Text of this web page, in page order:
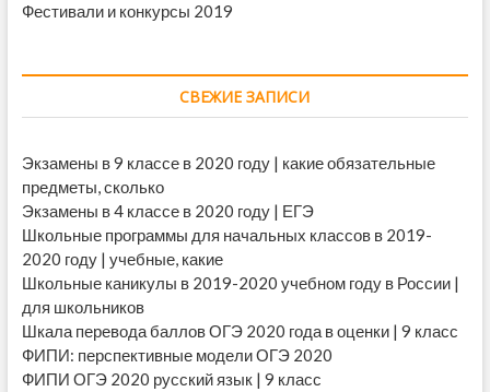
Фестивали и конкурсы 2019
СВЕЖИЕ ЗАПИСИ
Экзамены в 9 классе в 2020 году | какие обязательные
предметы, сколько
Экзамены в 4 классе в 2020 году | ЕГЭ
Школьные программы для начальных классов в 2019-
2020 году | учебные, какие
Школьные каникулы в 2019-2020 учебном году в России |
для школьников
Шкала перевода баллов ОГЭ 2020 года в оценки | 9 класс
ФИПИ: перспективные модели ОГЭ 2020
ФИПИ ОГЭ 2020 русский язык | 9 класс